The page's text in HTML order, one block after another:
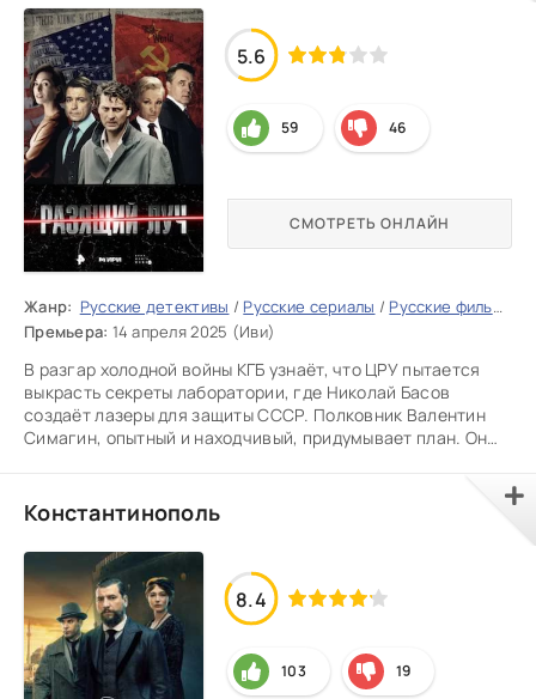
Жанр: Русские детективы / Русские сериалы / Русские фильмы 2025
Премьера: 14 апреля 2025 (Иви)
В разгар холодной войны КГБ узнаёт, что ЦРУ пытается
выкрасть секреты лаборатории, где Николай Басов
создаёт лазеры для защиты СССР. Полковник Валентин
Симагин, опытный и находчивый, придумывает план. Он
СМОТРЕТЬ ОНЛАЙН
5.6
59 46
Константинополь
8.4
103 19